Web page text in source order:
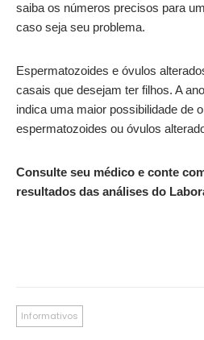
saiba os números precisos para
caso seja seu problema.
Espermatozoides e óvulos
casais que desejam ter filhos. A
indica uma maior possibilidade de
espermatozoides ou óvulos
Consulte seu médico e conte
resultados das análises do
Informativos